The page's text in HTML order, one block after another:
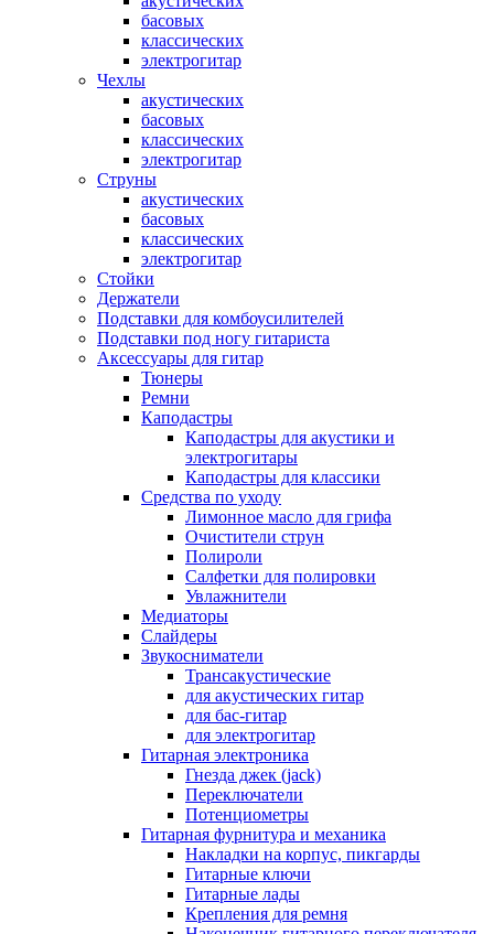
басовых
классических
электрогитар
Чехлы
акустических
басовых
классических
электрогитар
Струны
акустических
басовых
классических
электрогитар
Стойки
Держатели
Подставки для комбоусилителей
Подставки под ногу гитариста
Аксессуары для гитар
Тюнеры
Ремни
Каподастры
Каподастры для акустики и
электрогитары
Каподастры для классики
Средства по уходу
Лимонное масло для грифа
Очистители струн
Полироли
Салфетки для полировки
Увлажнители
Медиаторы
Слайдеры
Звукосниматели
Трансакустические
для акустических гитар
для бас-гитар
для электрогитар
Гитарная электроника
Гнезда джек (jack)
Переключатели
Потенциометры
Гитарная фурнитура и механика
Накладки на корпус, пикгарды
Гитарные ключи
Гитарные лады
Крепления для ремня